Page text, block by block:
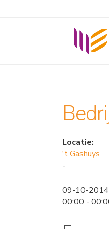
Locatie:
't Gashuys
-
09-10-2014
00:00 -